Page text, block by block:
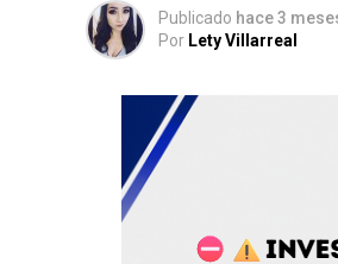
Publicado hace 3
Por Lety Villarreal